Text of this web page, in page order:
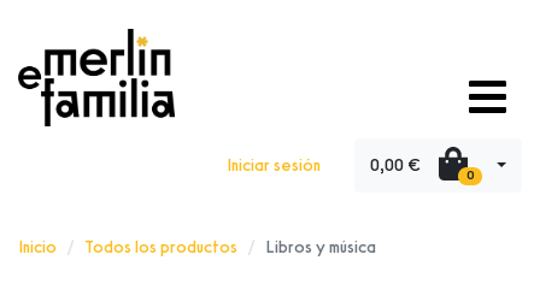
Iniciar sesión 0,00 € 0
Inicio Todos los productos Libros y música